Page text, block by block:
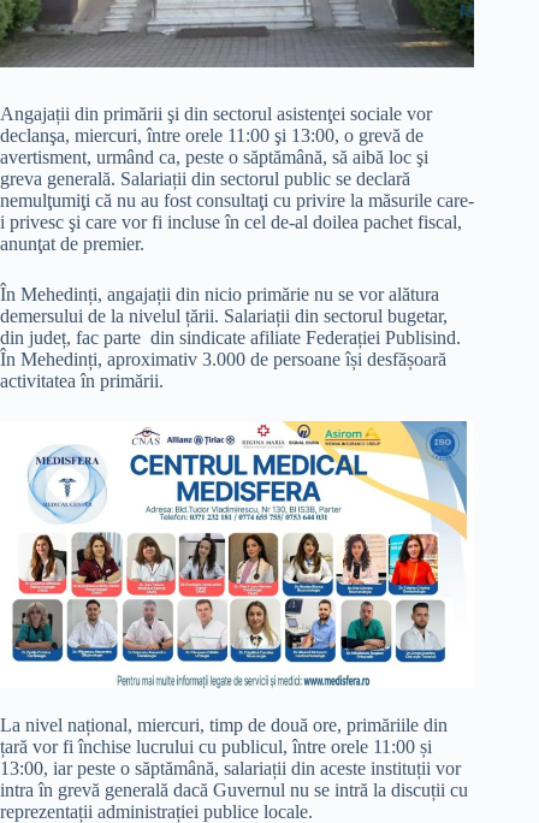
Angajații din primării şi din sectorul asistenţei sociale vor
declanşa, miercuri, între orele 11:00 şi 13:00, o grevă de
avertisment, urmând ca, peste o săptămână, să aibă loc şi
greva generală. Salariații din sectorul public se declară
nemulţumiţi că nu au fost consultaţi cu privire la măsurile care-
i privesc şi care vor fi incluse în cel de-al doilea pachet fiscal,
anunţat de premier.
În Mehedinți, angajații din nicio primărie nu se vor alătura
demersului de la nivelul țării. Salariații din sectorul bugetar,
din județ, fac parte din sindicate afiliate Federației Publisind.
În Mehedinți, aproximativ 3.000 de persoane își desfășoară
activitatea în primării.
La nivel național, miercuri, timp de două ore, primăriile din
țară vor fi închise lucrului cu publicul, între orele 11:00 și
13:00, iar peste o săptămână, salariații din aceste instituții vor
intra în grevă generală dacă Guvernul nu se intră la discuții cu
reprezentații administrației publice locale.